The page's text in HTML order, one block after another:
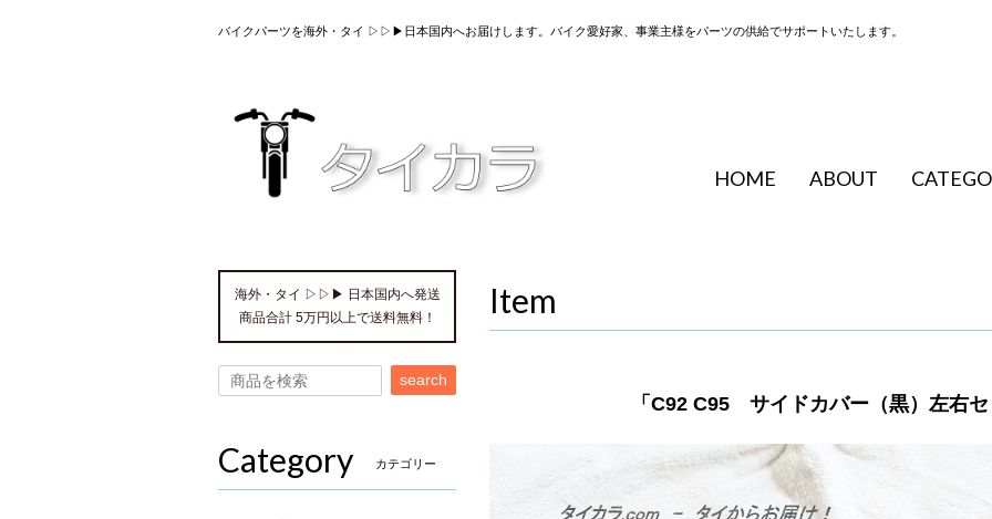
バイクパーツを海外・タイ ▷▷▶日本国内へお届けします。バイク愛好家、事業主様をパーツの供給でサポートいたします。
HOME ABOUT
Item
「C92 C95 サイドカバー（黒）左右
海外・タイ ▷▷▶ 日本国内へ発送
商品合計 5万円以上で送料無料！
search
Category カテゴリー